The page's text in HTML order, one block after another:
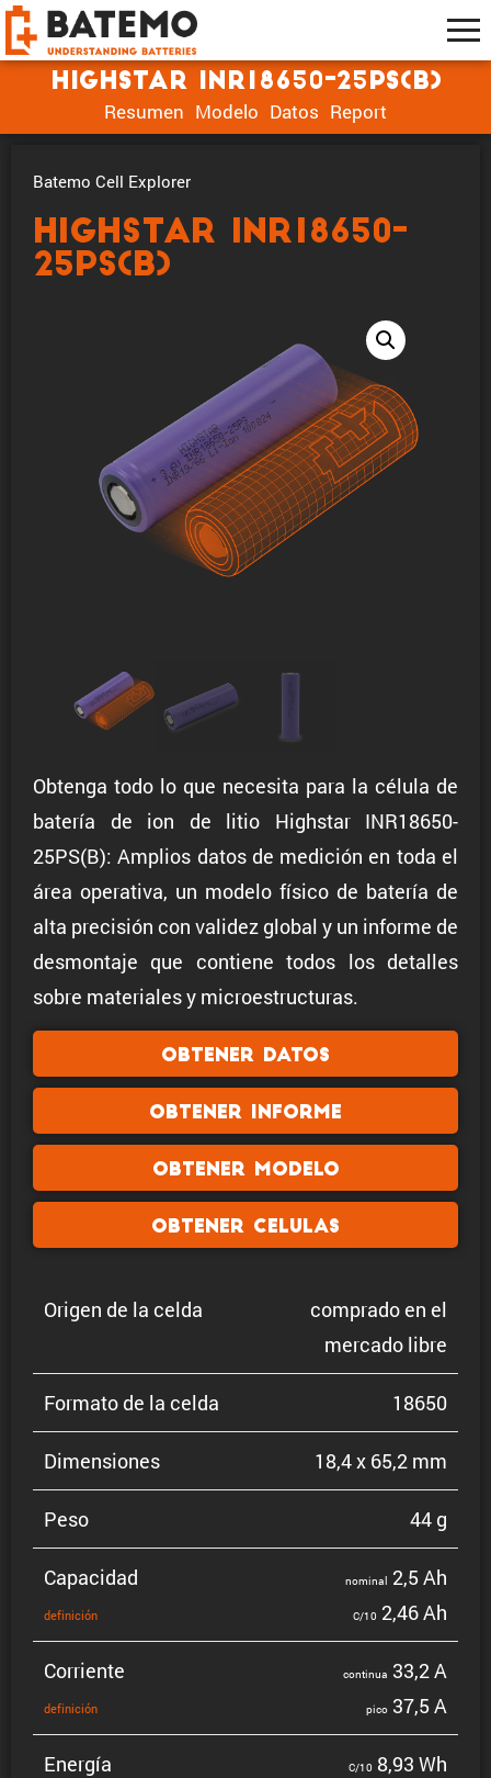
Highstar INR18650-25PS(B)
Resumen Modelo Datos Report
Batemo Cell Explorer
Highstar INR18650-
25PS(B)
Obtenga todo lo que necesita para la célula de
batería de ion de litio Highstar INR18650-
25PS(B): Amplios datos de medición en toda el
área operativa, un modelo físico de batería de
alta precisión con validez global y un informe de
desmontaje que contiene todos los detalles
sobre materiales y microestructuras.
Obtener datos
Obtener informe
Obtener modelo
Obtener celulas
Origen de la celda
comprado en el
mercado libre
Formato de la celda 18650
Dimen­siones 18,4 x 65,2 mm
Peso 44 g
Capacidad
defini­ción
nominal 2,5 Ah
C/10 2,46 Ah
Corriente
defini­ción
continua 33,2 A
pico 37,5 A
Energía C/10 8,93 Wh